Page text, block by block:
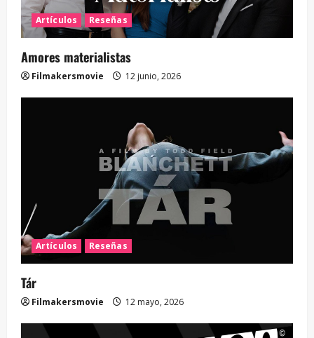
Artículos Reseñas
Amores materialistas
Filmakersmovie 12 junio, 2026
Artículos Reseñas
Tár
Filmakersmovie 12 mayo, 2026